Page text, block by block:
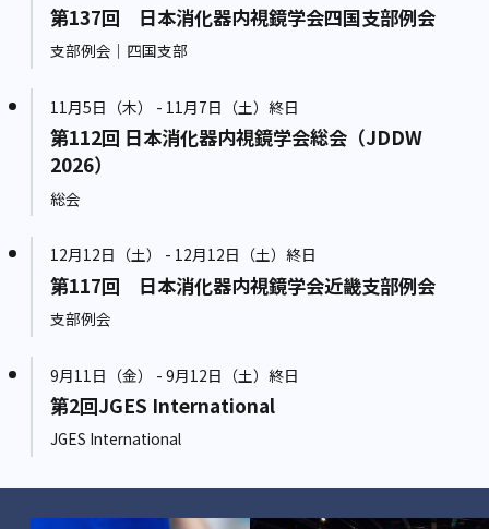
第137回 日本消化器内視鏡学会四国支部例会
支部例会｜四国支部
11月5日（木） - 11月7日（土）終日
第112回 日本消化器内視鏡学会総会（JDDW
2026）
総会
12月12日（土） - 12月12日（土）終日
第117回 日本消化器内視鏡学会近畿支部例会
支部例会
9月11日（金） - 9月12日（土）終日
第2回JGES International
JGES International